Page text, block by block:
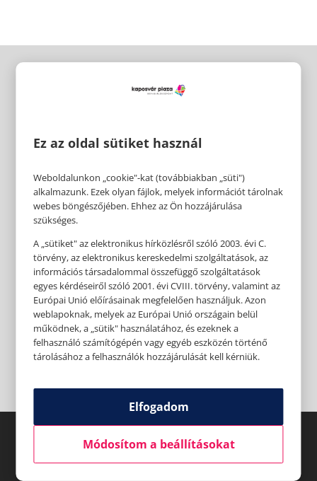
Ez az oldal sütiket használ
Weboldalunkon „cookie"-kat (továbbiakban „süti")
alkalmazunk. Ezek olyan fájlok, melyek információt tárolnak
webes böngészőjében. Ehhez az Ön hozzájárulása
szükséges.
A „sütiket" az elektronikus hírközlésről szóló 2003. évi C.
törvény, az elektronikus kereskedelmi szolgáltatások, az
információs társadalommal összefüggő szolgáltatások
egyes kérdéseiről szóló 2001. évi CVIII. törvény, valamint az
Európai Unió előírásainak megfelelően használjuk. Azon
weblapoknak, melyek az Európai Unió országain belül
működnek, a „sütik" használatához, és ezeknek a
felhasználó számítógépén vagy egyéb eszközén történő
tárolásához a felhasználók hozzájárulását kell kérniük.
Elfogadom
Módosítom a beállításokat